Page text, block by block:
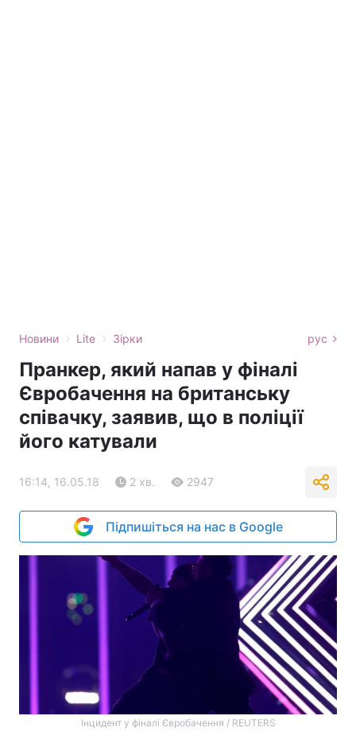
Новини › Lite › Зірки рус
Пранкер, який напав у фіналі
Євробачення на британську
співачку, заявив, що в поліції
його катували
16:14, 16.05.18 2 хв. 2947
Підпишіться на нас в Google
Інцидент у фіналі Євробачення / REUTERS